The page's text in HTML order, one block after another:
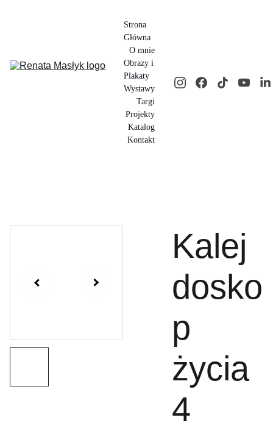
Strona
Główna
O mnie
Obrazy i
Plakaty
Wystawy
Targi
Projekty
Katalog
Kontakt
Kalej
dosko
p
życia
4